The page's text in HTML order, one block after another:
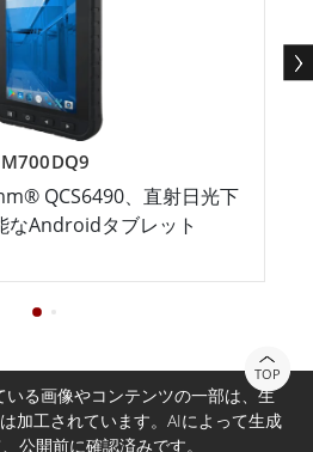
M700DQ9
QCS6490、直射日光下
なAndroidタブレット
TOP
いる画像やコンテンツの一部は、生
加工されています。AIによって生成
公開前に確認済みです。